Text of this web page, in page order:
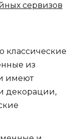
сервизов
классические
из
имеют
декорации,